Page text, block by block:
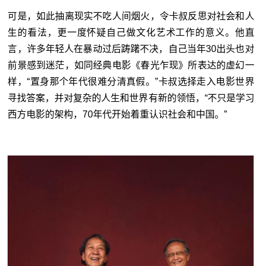
可是，如此抽离现实不吃人间烟火，令卡叔反思对社会和人
生的看法，更一度怀疑自己做文化艺术工作的意义。他直
言，许多年轻人在暴动过后踌躇不决，自己当年30出头也对
前景感到迷茫，如同经典电影《春光乍现》所表达的虚幻一
样，“置身那个年代很难分清真假。”卡叔选择走入电影世界
寻找答案，并对复杂的人生和世界有新的领悟，“不只是学习
西方电影的架构，70年代开始着重认识社会和中国。”